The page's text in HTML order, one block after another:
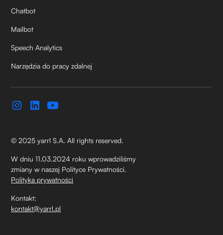
Chatbot
Mailbot
Speech Analytics
Narzędzia do pracy zdalnej
© 2025 yarrl S.A. All rights reserved.
W dniu 11.03.2024 roku wprowadziliśmy
zmiany w naszej Polityce Prywatności.
Polityka prywatności
Kontakt:
kontakt@yarrl.pl